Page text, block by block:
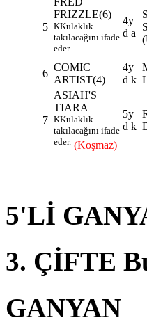
5
FRIZZLE(6)
KKulaklık
takılacağını ifade
eder.
4y
d a
6
COMIC
ARTIST(4)
4y
d k
7
ASIAH'S
TIARA
KKulaklık
takılacağını ifade
eder. (Koşmaz)
5y
d k
5'Lİ
3. ÇİFTE
GANYAN